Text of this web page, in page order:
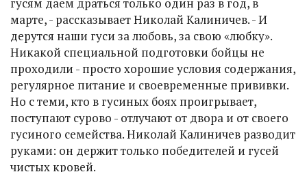
марте, - рассказывает Николай Калиничев. - И
дерутся наши гуси за любовь, за свою «любку».
Никакой специальной подготовки бойцы не
проходили - просто хорошие условия содержания,
регулярное питание и своевременные прививки.
Но с теми, кто в гусиных боях проигрывает,
поступают сурово - отлучают от двора и от своего
гусиного семейства. Николай Калиничев разводит
руками: он держит только победителей и гусей
чистых кровей.